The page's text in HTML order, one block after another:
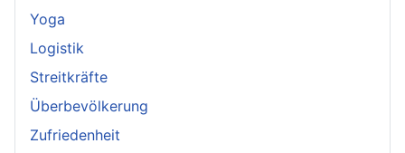
Yoga
Logistik
Streitkräfte
Überbevölkerung
Zufriedenheit